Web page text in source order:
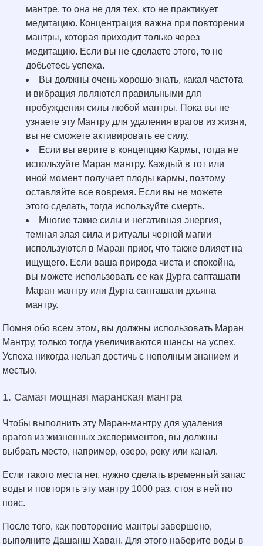
мантре, то она не для тех, кто не практикует
медитацию. Концентрация важна при повторении
мантры, которая приходит только через
медитацию. Если вы не сделаете этого, то не
добьетесь успеха.
Вы должны очень хорошо знать, какая частота
и вибрация являются правильными для
пробуждения силы любой мантры. Пока вы не
узнаете эту Мантру для удаления врагов из жизни,
вы не сможете активировать ее силу.
Если вы верите в концепцию Кармы, тогда не
используйте Маран мантру. Каждый в тот или
иной момент получает плоды кармы, поэтому
оставляйте все вовремя. Если вы не можете
этого сделать, тогда используйте смерть.
Многие такие силы и негативная энергия,
темная злая сила и ритуалы черной магии
используются в Маран приог, что также влияет на
ищущего. Если ваша природа чиста и спокойна,
вы можете использовать ее как Дурга сапташати
Маран мантру или Дурга сапташати дхьяна
мантру.
Помня обо всем этом, вы должны использовать Маран
Мантру, только тогда увеличиваются шансы на успех.
Успеха никогда нельзя достичь с неполным знанием и
местью.
1. Самая мощная маранская мантра
Чтобы выполнить эту Маран-мантру для удаления
врагов из жизненных экспериментов, вы должны
выбрать место, например, озеро, реку или канал.
Если такого места нет, нужно сделать временный запас
воды и повторять эту мантру 1000 раз, стоя в ней по
пояс.
После того, как повторение мантры завершено,
выполните Дашанш Хаван. Для этого наберите воды в